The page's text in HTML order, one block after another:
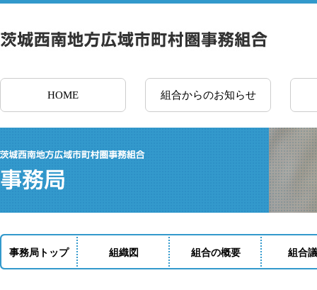
HOME 組合からのお知らせ
事務局トップ 組織図 組合の概要 組合